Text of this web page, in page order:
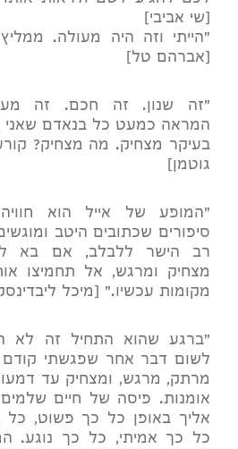
[שי אביבי]
"הייתי וזה היה מעולה.
[אברהם טל]
"זה שנון. זה חכם. זה
המראה כמעט כל בנאדם שאני
בעיקר מצחיק. מה מצחיק?
גוטמן]
"המופע של אייל הוא חוויה
סיפורים שכתובים היטב
רב הישר ללבלב, אם בא
מצחיק ומרגש, אל תחמיצו
מקומות עכשיו." [מיכל
"ברגע שהוא התחיל זה לא
לשום דבר אחר שפגשתי קודם
מרתק, מרגש, ומצחיק עד
אומנות. פיסה של חיים
אליך באופן כל כך פשוט, כל
כל כך אמיתי, כל כך נוגע.